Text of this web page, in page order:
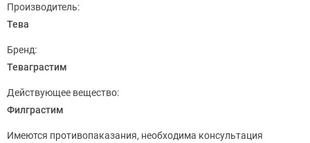
Производитель:
Тева
Бренд:
Теваграстим
Действующее вещество:
Филграстим
Имеются противопаказания, необходима консультация